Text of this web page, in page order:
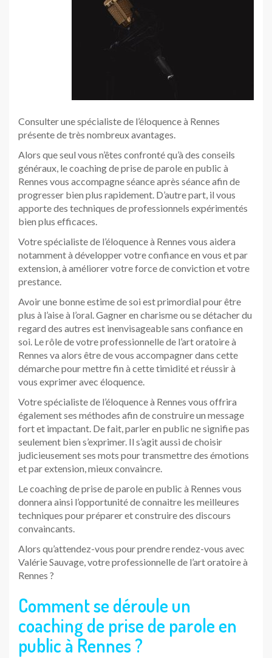
Consulter une spécialiste de l’éloquence à Rennes
présente de très nombreux avantages.
Alors que seul vous n’êtes confronté qu’à des conseils
généraux, le coaching de prise de parole en public à
Rennes vous accompagne séance après séance afin de
progresser bien plus rapidement. D’autre part, il vous
apporte des techniques de professionnels expérimentés
bien plus efficaces.
Votre spécialiste de l’éloquence à Rennes vous aidera
notamment à développer votre confiance en vous et par
extension, à améliorer votre force de conviction et votre
prestance.
Avoir une bonne estime de soi est primordial pour être
plus à l’aise à l’oral. Gagner en charisme ou se détacher du
regard des autres est inenvisageable sans confiance en
soi. Le rôle de votre professionnelle de l’art oratoire à
Rennes va alors être de vous accompagner dans cette
démarche pour mettre fin à cette timidité et réussir à
vous exprimer avec éloquence.
Votre spécialiste de l’éloquence à Rennes vous offrira
également ses méthodes afin de construire un message
fort et impactant. De fait, parler en public ne signifie pas
seulement bien s’exprimer. Il s’agit aussi de choisir
judicieusement ses mots pour transmettre des émotions
et par extension, mieux convaincre.
Le coaching de prise de parole en public à Rennes vous
donnera ainsi l’opportunité de connaitre les meilleures
techniques pour préparer et construire des discours
convaincants.
Alors qu’attendez-vous pour prendre rendez-vous avec
Valérie Sauvage, votre professionnelle de l’art oratoire à
Rennes ?
Comment se déroule un
coaching de prise de parole en
public à Rennes ?